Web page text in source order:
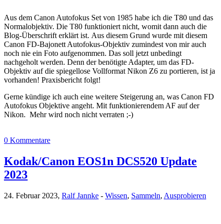
Aus dem Canon Autofokus Set von 1985 habe ich die T80 und das
Normalobjektiv. Die T80 funktioniert nicht, womit dann auch die
Blog-Überschrift erklärt ist. Aus diesem Grund wurde mit diesem
Canon FD-Bajonett Autofokus-Objektiv zumindest von mir auch
noch nie ein Foto aufgenommen. Das soll jetzt unbedingt
nachgeholt werden. Denn der benötigte Adapter, um das FD-
Objektiv auf die spiegellose Vollformat Nikon Z6 zu portieren, ist ja
vorhanden! Praxisbericht folgt!
Gerne kündige ich auch eine weitere Steigerung an, was Canon FD
Autofokus Objektive angeht. Mit funktionierendem AF auf der
Nikon. Mehr wird noch nicht verraten ;-)
0 Kommentare
Kodak/Canon EOS1n DCS520 Update
2023
24. Februar 2023, Ralf Jannke - Wissen, Sammeln, Ausprobieren